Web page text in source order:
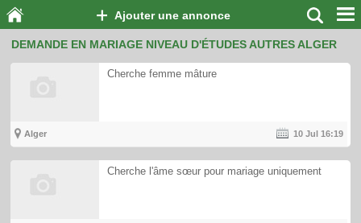
Ajouter une annonce
DEMANDE EN MARIAGE NIVEAU D'ÉTUDES AUTRES ALGER
Cherche femme mâture
Alger 10 Jul16:19
Cherche l'âme sœur pour mariage uniquement